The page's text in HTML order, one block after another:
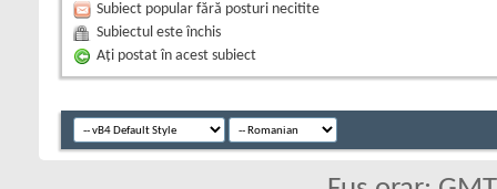
Subiect popular fără posturi necitite
Subiectul este închis
Aţi postat în acest subiect